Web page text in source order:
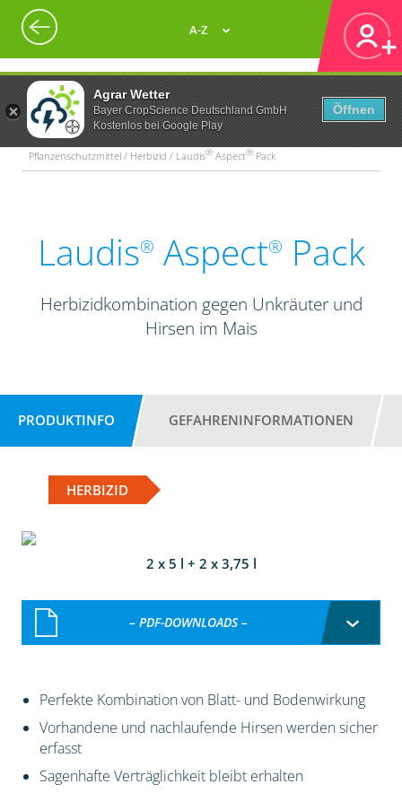
Agrar Wetter
Bayer CropScience Deutschland GmbH
Kostenlos bei Google Play
Öffnen
A-Z
Pflanzenschutzmittel / Herbizid / Laudis® Aspect® Pack
Laudis® Aspect® Pack
Herbizidkombination gegen Unkräuter und
Hirsen im Mais
PRODUKTINFO GEFAHRENINFORMATIONEN
HERBIZID
2 x 5 l + 2 x 3,75 l
– PDF-DOWNLOADS –
Perfekte Kombination von Blatt- und Bodenwirkung
Vorhandene und nachlaufende Hirsen werden sicher
erfasst
Sagenhafte Verträglichkeit bleibt erhalten